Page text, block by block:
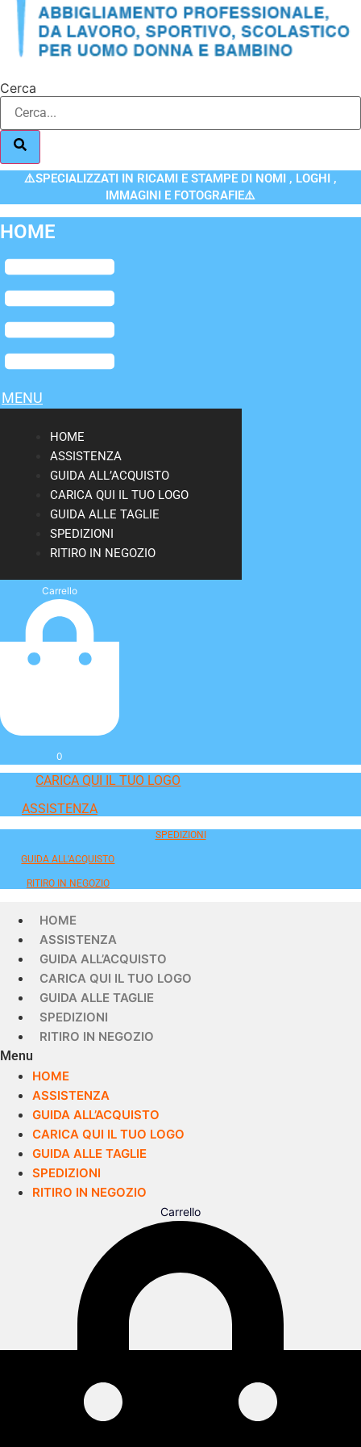
Cerca
⚠️SPECIALIZZATI IN RICAMI E STAMPE DI NOMI , LOGHI ,
IMMAGINI E FOTOGRAFIE⚠️
HOME
Flyout
Menu
MENU
HOME
ASSISTENZA
GUIDA ALL’ACQUISTO
CARICA QUI IL TUO LOGO
GUIDA ALLE TAGLIE
SPEDIZIONI
RITIRO IN NEGOZIO
Carrello
0
CARICA QUI IL TUO LOGO
ASSISTENZA
SPEDIZIONI
GUIDA ALL'ACQUISTO
RITIRO IN NEGOZIO
HOME
ASSISTENZA
GUIDA ALL’ACQUISTO
CARICA QUI IL TUO LOGO
GUIDA ALLE TAGLIE
SPEDIZIONI
RITIRO IN NEGOZIO
Menu
HOME
ASSISTENZA
GUIDA ALL’ACQUISTO
CARICA QUI IL TUO LOGO
GUIDA ALLE TAGLIE
SPEDIZIONI
RITIRO IN NEGOZIO
Carrello